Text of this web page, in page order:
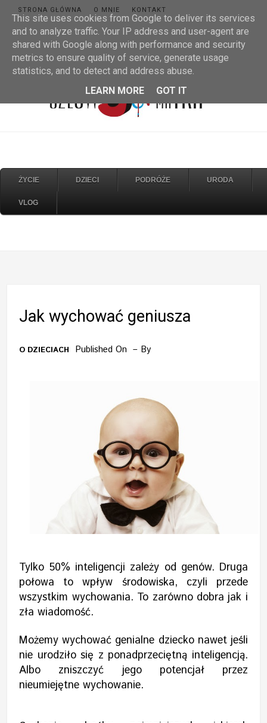
STRONA GŁÓWNA O MNIE KONTAKT
ŻYCIE DZIECI PODRÓŻE URODA
VLOG
Jak wychować geniusza
O DZIECIACH Published On By
Tylko 50% inteligencji zależy od genów. Druga
połowa to wpływ środowiska, czyli przede
wszystkim wychowania. To zarówno dobra jak i
zła wiadomość.
Możemy wychować genialne dziecko nawet jeśli
nie urodziło się z ponadprzeciętną inteligencją.
Albo zniszczyć jego potencjał przez
nieumiejętne wychowanie.
This site uses cookies from Google to deliver its services
and to analyze traffic. Your IP address and user-agent are
shared with Google along with performance and security
metrics to ensure quality of service, generate usage
statistics, and to detect and address abuse.
LEARN MORE
GOT IT